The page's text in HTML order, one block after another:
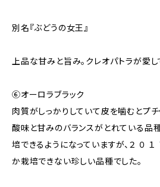
別名『ぶどうの女王』
上品な甘みと旨み。クレオパトラが愛し
⑥オーロラブラック
肉質がしっかりしていて皮を噛むとプチ
酸味と甘みのバランスがとれている品
培できるようになっていますが、２ ０
か栽培できない珍しい品種でした。